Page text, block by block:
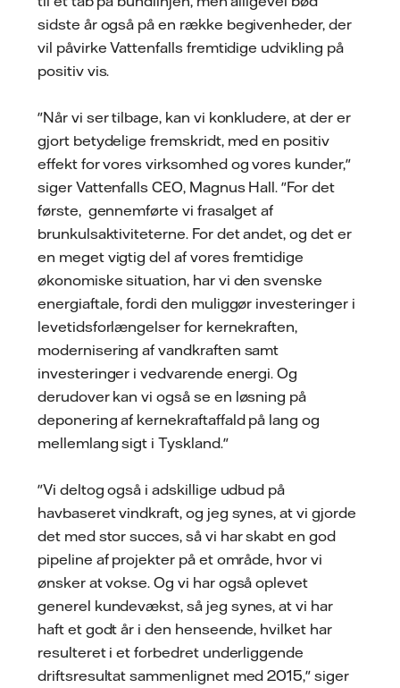
sidste år også på en række begivenheder, der
vil påvirke Vattenfalls fremtidige udvikling på
positiv vis.
"Når vi ser tilbage, kan vi konkludere, at der er
gjort betydelige fremskridt, med en positiv
effekt for vores virksomhed og vores kunder,"
siger Vattenfalls CEO, Magnus Hall. "For det
første, gennemførte vi frasalget af
brunkulsaktiviteterne. For det andet, og det er
en meget vigtig del af vores fremtidige
økonomiske situation, har vi den svenske
energiaftale, fordi den muliggør investeringer i
levetidsforlængelser for kernekraften,
modernisering af vandkraften samt
investeringer i vedvarende energi. Og
derudover kan vi også se en løsning på
deponering af kernekraftaffald på lang og
mellemlang sigt i Tyskland."
"Vi deltog også i adskillige udbud på
havbaseret vindkraft, og jeg synes, at vi gjorde
det med stor succes, så vi har skabt en god
pipeline af projekter på et område, hvor vi
ønsker at vokse. Og vi har også oplevet
generel kundevækst, så jeg synes, at vi har
haft et godt år i den henseende, hvilket har
resulteret i et forbedret underliggende
driftsresultat sammenlignet med 2015," siger